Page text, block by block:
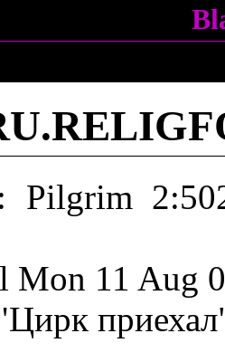
Pilgrim
Mon 11 Aug